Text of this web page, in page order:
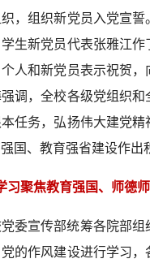
，组织新党员入党宣
生新党员代表张雅江
人和新党员表示祝贺
调，全校各级党组织
任务，弘扬伟大建党
国、教育强省建设作出
习聚焦教育强国、师德
委宣传部统筹各院部
的作风建设进行学习